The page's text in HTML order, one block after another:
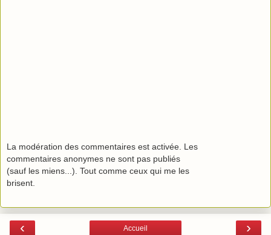
La modération des commentaires est activée. Les
commentaires anonymes ne sont pas publiés
(sauf les miens...). Tout comme ceux qui me les
brisent.
‹ ›
Accueil